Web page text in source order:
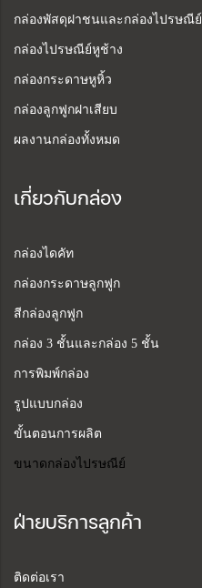
กล่องพัสดุฝาชนและกล่องไปรษณีย์
กล่องไปรษณีย์หูช้าง
กล่องกระดาษหูหิ้ว
กล่องลูกฟูกฝาเสียบ
ผลงานกล่องทั้งหมด
เกี่ยวกับกล่อง
กล่องไดคัท
กล่องกระดาษลูกฟูก
สีกล่องลูกฟูก
กล่อง 3 ชั้นและกล่อง 5 ชั้น
การพิมพ์กล่อง
รูปแบบกล่อง
ขั้นตอนการผลิต
ขนาดกล่องไปรษณีย์
ฝ่ายบริการลูกค้า
ติดต่อเรา